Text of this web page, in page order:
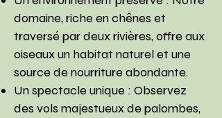
domaine, riche en chênes et
traversé par deux rivières, offre aux
oiseaux un habitat naturel et une
source de nourriture abondante.
Un spectacle unique : Observez
des vols majestueux de palombes,